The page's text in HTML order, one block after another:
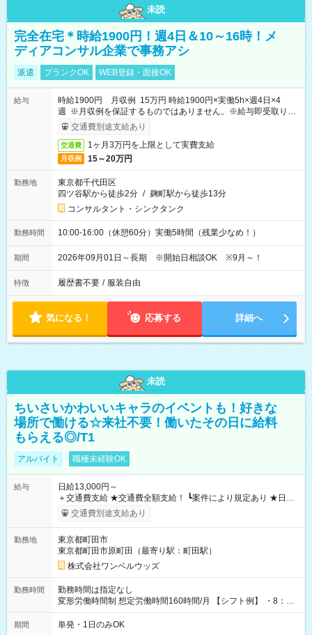
未読
完全在宅＊時給1900円！週4日＆10～16時！メ
ディアコンサル企業で事務アシ
派遣 ブランクOK WEB登録・面接OK
給与
時給1900円 月収例 15万円 時給1900円×実働5h×週4日×4
週 ※月収例を保証するものではありません。※給与即受取りサ
ービス利用可（利用条件有）
交通費別途支給あり
交通費 1ヶ月3万円を上限として実費支給
月収例 15～20万円
勤務地
東京都千代田区
四ツ谷駅から徒歩2分 / 麹町駅から徒歩13分
コンサルタント・シンクタンク
勤務時間 10:00-16:00（休憩60分）実働5時間（残業少なめ！）
期間 2026年09月01日～長期 ※開始日相談OK ※9月～！
特徴 履歴書不要 / 服装自由
気になる！ 応募する 詳細へ
未読
ちいさいかわいいキャラのイベントも！好きな
場所で働ける☆来社不要！働いたその日に給料
もらえる◎/T1
アルバイト 職種未経験OK
給与
日給13,000円～
＋交通費支給 ★交通費全額支給！ ┗案件により規定あり ★日払
いOK！（規定あり） ┗働いたその日に現金GET♪ お仕事後はコ
ンビニATMから 日払い分を引き落とせます！ 【試用期間】試
交通費別途支給あり
勤務地
東京都町田市
東京都町田市原町田（最寄り駅：町田駅）
株式会社ワンベルウッズ
勤務時間
勤務時間は指定なし
変形労働時間制 想定労働時間160時間/月 【シフト例】 ・8：00
～21：00
期間 単発・1日のみOK